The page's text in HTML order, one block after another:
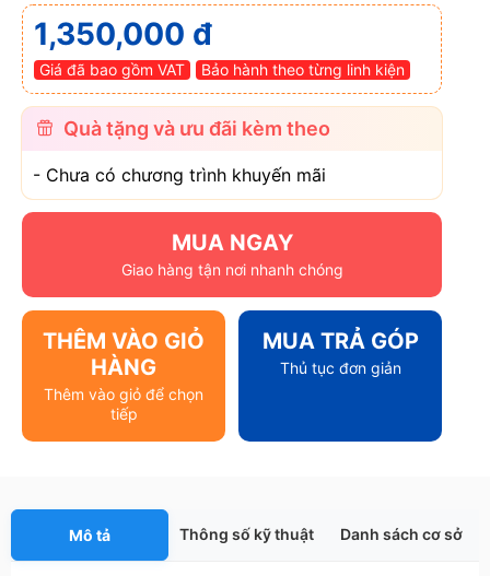
1,350,000 đ
Giá đã bao gồm VAT Bảo hành theo từng linh kiện
Quà tặng và ưu đãi kèm theo
- Chưa có chương trình khuyến mãi
MUA NGAY
Giao hàng tận nơi nhanh chóng
THÊM VÀO GIỎ
HÀNG
Thêm vào giỏ để chọn
tiếp
MUA TRẢ GÓP
Thủ tục đơn giản
Mô tả Thông số kỹ thuật Danh sách cơ sở